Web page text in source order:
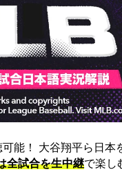
能！ 大谷翔平ら日本
全試合を生中継で楽し